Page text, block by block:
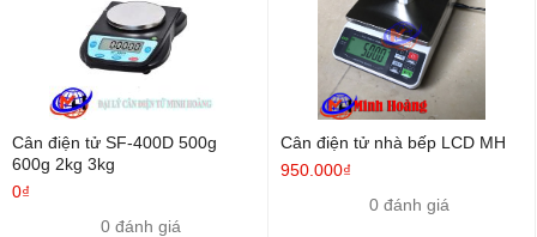
Cân điện tử SF-400D 500g
600g 2kg 3kg
0₫
0 đánh giá
Cân điện tử nhà bếp LCD MH
950.000₫
0 đánh giá